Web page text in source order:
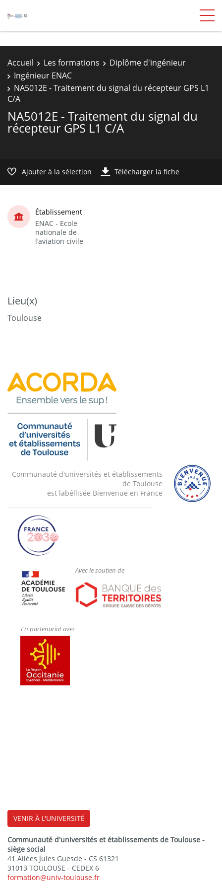
Accueil Les formations
Diplôme d'ingénieur
Ingénieur ENAC
NA5012E - Traitement du signal du récepteur GPS L1
C/A
NA5012E - Traitement du signal du
récepteur GPS L1 C/A
Ajouter à la sélection Télécharger la fiche
Établissement
ENAC - Ecole
nationale de
l'aviation civile
Lieu(x)
Toulouse
Communauté d'universités et établissements
de Toulouse
est labéllisée Bienvenue en France
Avec le soutien de
En partenariat avec
VENIR À L'UNIVERSITÉ
Communauté d'universités et établissements de Toulouse -
siège social
41 Allées Jules Guesde - CS 61321
31013 TOULOUSE - CEDEX 6
formation@univ-toulouse.fr